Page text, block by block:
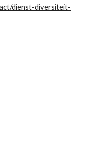
dienst-diversiteit-